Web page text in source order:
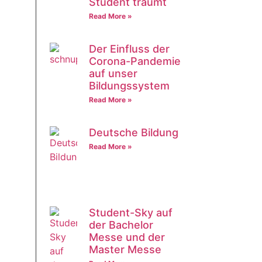
Read More »
Der Einfluss der
Corona-Pandemie
auf unser
Bildungssystem
Read More »
Deutsche Bildung
Read More »
Student-Sky auf
der Bachelor
Messe und der
Master Messe